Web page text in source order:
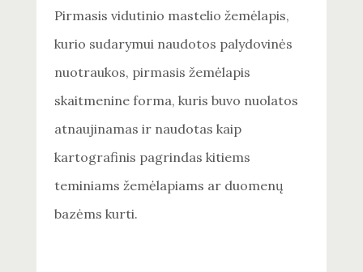
Pirmasis vidutinio mastelio žemėlapis,
kurio sudarymui naudotos palydovinės
nuotraukos, pirmasis žemėlapis
skaitmenine forma, kuris buvo nuolatos
atnaujinamas ir naudotas kaip
kartografinis pagrindas kitiems
teminiams žemėlapiams ar duomenų
bazėms kurti.